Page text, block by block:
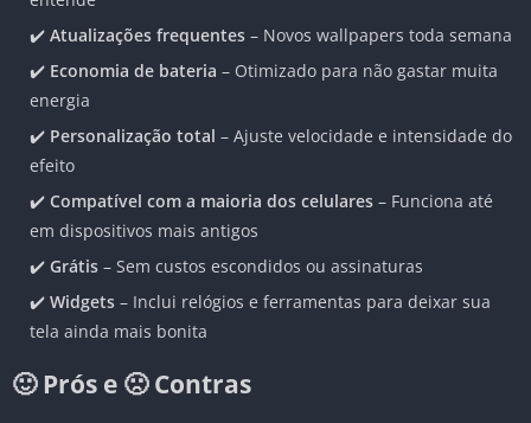
✔️ Atualizações frequentes – Novos wallpapers toda semana
✔️ Economia de bateria – Otimizado para não gastar muita
energia
✔️ Personalização total – Ajuste velocidade e intensidade do
efeito
✔️ Compatível com a maioria dos celulares – Funciona até
em dispositivos mais antigos
✔️ Grátis – Sem custos escondidos ou assinaturas
✔️ Widgets – Inclui relógios e ferramentas para deixar sua
tela ainda mais bonita
🙂 Prós e 🙁 Contras